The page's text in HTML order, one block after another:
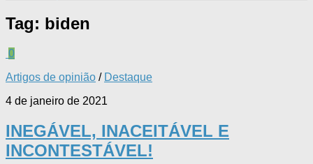
Tag: biden
0
Artigos de opinião / Destaque
4 de janeiro de 2021
INEGÁVEL, INACEITÁVEL E
INCONTESTÁVEL!